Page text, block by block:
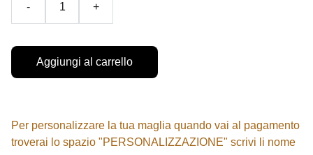
- +
Aggiungi al carrello
Per personalizzare la tua maglia quando vai al pagamento
troverai lo spazio "PERSONALIZZAZIONE" scrivi li nome